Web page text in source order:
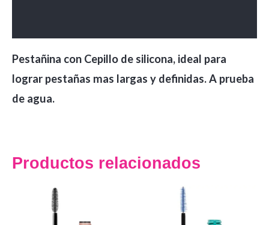
Pestañina con Cepillo de silicona, ideal para
lograr pestañas mas largas y definidas. A prueba
de agua.
Productos relacionados